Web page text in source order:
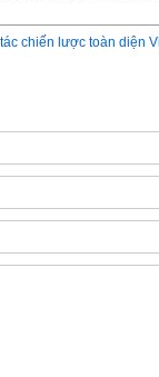
chiến lược toàn diện